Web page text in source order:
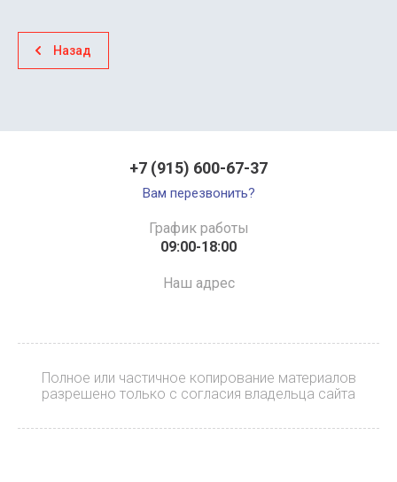
Назад
+7 (915) 600-67-37
Вам перезвонить?
График работы
09:00-18:00
Наш адрес
Полное или частичное копирование материалов
разрешено только с согласия владельца сайта